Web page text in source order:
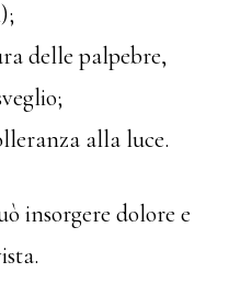
delle palpebre,
alla luce.
insorgere dolore e